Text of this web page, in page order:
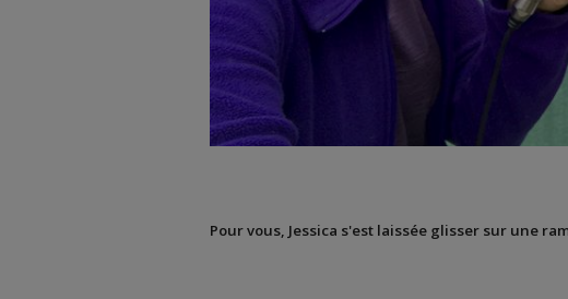
Pour vous, Jessica s'est laissée glisser sur une